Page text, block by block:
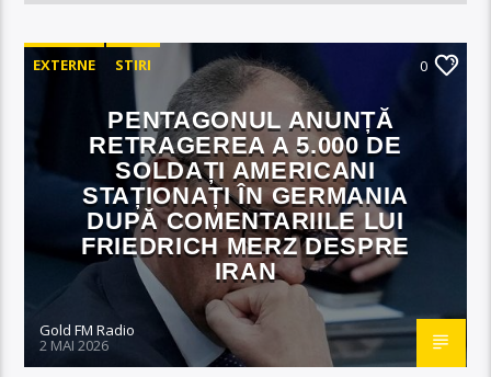
EXTERNE STIRI 0
PENTAGONUL ANUNȚĂ
RETRAGEREA A 5.000 DE
SOLDAȚI AMERICANI
STAȚIONAȚI ÎN GERMANIA
DUPĂ COMENTARIILE LUI
FRIEDRICH MERZ DESPRE
IRAN
Gold FM Radio
2 MAI 2026